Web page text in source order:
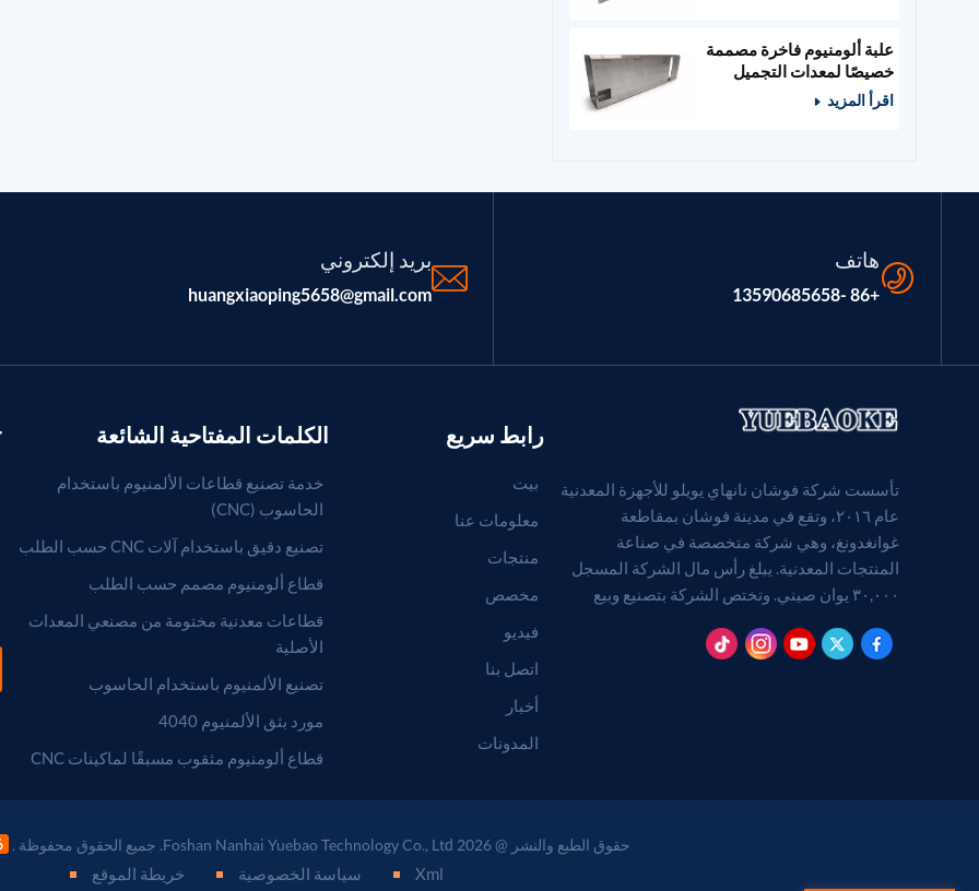
علبة ألومنيوم فاخرة مصممة
خصيصًا لمعدات التجميل
والصالونات
اقرأ المزيد
هاتف
+86 -13590685658
بريد إلكتروني
huangxiaoping5658@gmail.com
تأسست شركة فوشان نانهاي يويلو للأجهزة المعدنية
عام ٢٠١٦، وتقع في مدينة فوشان بمقاطعة
غوانغدونغ، وهي شركة متخصصة في صناعة
المنتجات المعدنية. يبلغ رأس مال الشركة المسجل
٣٠,٠٠٠ يوان صيني. وتختص الشركة بتصنيع وبيع
موافقة قانونية، لا يجوز ممارسة الأنشطة التجارية إلا
رابط سريع
بيت
معلومات عنا
منتجات
مخصص
فيديو
اتصل بنا
أخبار
المدونات
الكلمات المفتاحية الشائعة
خدمة تصنيع قطاعات الألمنيوم باستخدام
الحاسوب (CNC)
تصنيع دقيق باستخدام آلات CNC حسب الطلب
قطاع ألومنيوم مصمم حسب الطلب
قطاعات معدنية مختومة من مصنعي المعدات
الأصلية
تصنيع الألمنيوم باستخدام الحاسوب
مورد بثق الألمنيوم 4040
قطاع ألومنيوم مثقوب مسبقًا لماكينات CNC
حقوق الطبع والنشر @ 2026 Foshan Nanhai Yuebao Technology Co., Ltd. جميع الحقوق محفوظة .
Xml سياسة الخصوصية خريطة الموقع